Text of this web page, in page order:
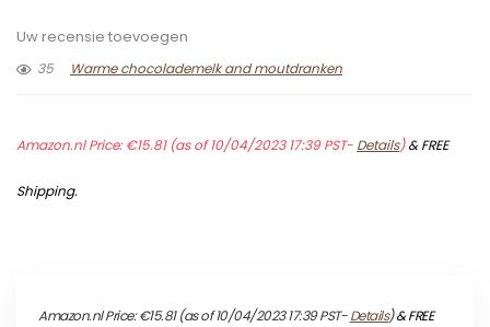
Uw recensie toevoegen
35
Warme chocolademelk and moutdranken
Amazon.nl Price:€15.81(as of 10/04/2023 17:39 PST- Details)&FREE
Shipping.
Amazon.nl Price:€15.81(as of 10/04/2023 17:39 PST-Details)&FREE